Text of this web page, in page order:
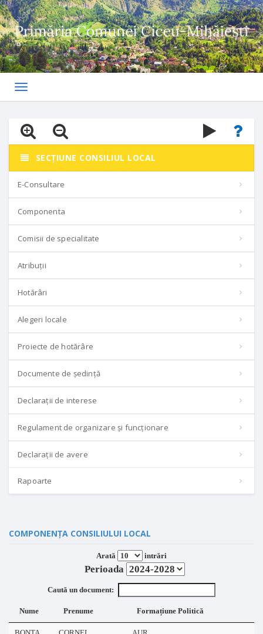
Toggle
SECȚIUNE CONSILIUL LOCAL
E-Consultare
Componenta
Comisii de specialitate
Atribuții
Hotărâri
Alegeri locale
Proiecte de hotărâre
Documente de ședință
Declarații de interese
Regulament de organizare și funcționare
Declarații de avere
Rapoarte
COMPONENȚA CONSILIULUI LOCAL
Arată intrări
Perioada
Caută un document:
Nume Prenume Formațiune Politică